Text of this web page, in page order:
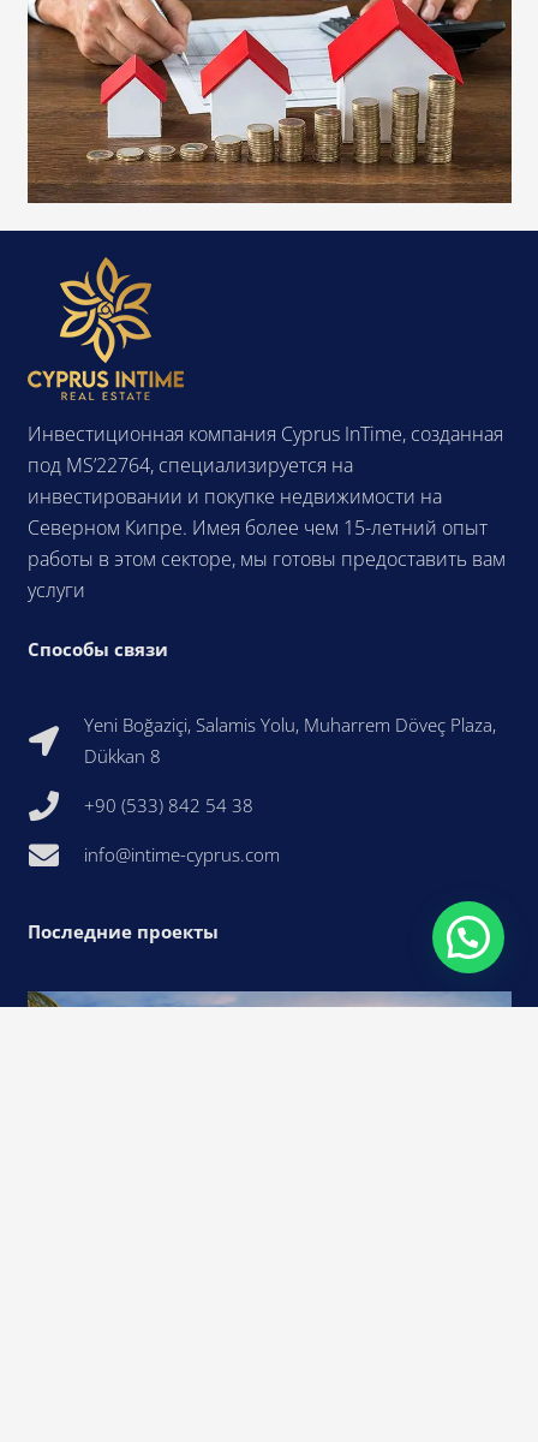
Инвестиционная компания Cyprus InTime, созданная
под MS’22764, специализируется на
инвестировании и покупке недвижимости на
Северном Кипре. Имея более чем 15-летний опыт
работы в этом секторе, мы готовы предоставить вам
услуги
Способы связи
Yeni Boğaziçi, Salamis Yolu, Muharrem Döveç Plaza,
Dükkan 8
+90 (533) 842 54 38
info@intime-cyprus.com
Последние проекты